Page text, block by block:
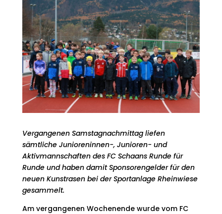
Vergangenen Samstagnachmittag liefen
sämtliche Junioreninnen-, Junioren- und
Aktivmannschaften des FC Schaans Runde für
Runde und haben damit Sponsorengelder für den
neuen Kunstrasen bei der Sportanlage Rheinwiese
gesammelt.
Am vergangenen Wochenende wurde vom FC